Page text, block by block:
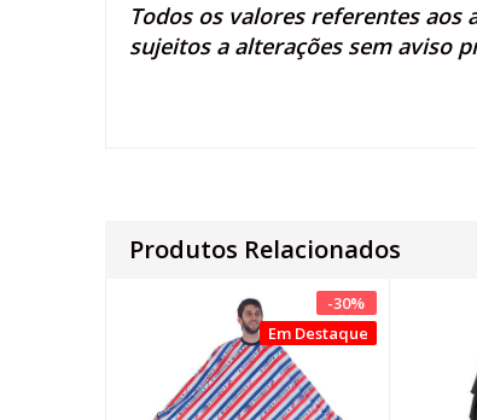
Todos os valores referentes
sujeitos a alterações sem aviso
Produtos Relacionados
-30%
Em Destaque